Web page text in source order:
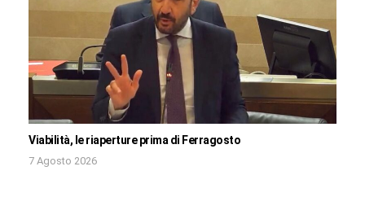
Viabilità, le riaperture prima di Ferragosto
7 Agosto 2026